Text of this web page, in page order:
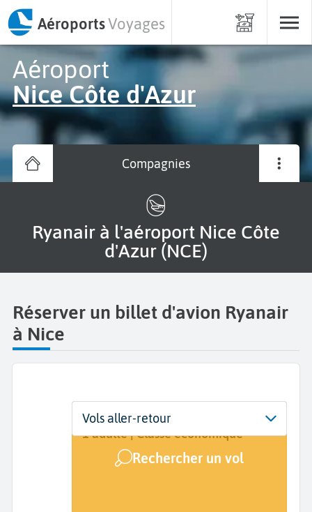
AéroportsVoyages
Aéroport
Nice Côte d'Azur
Compagnies
Ryanair à l'aéroport Nice Côte
d'Azur (NCE)
Réserver un billet d'avion Ryanair
à Nice
Départ
Nice Côte d'Azur (NCE)
Dates
Dates de votre voyage
Voyageurs | Classe
1 adulte | Classe économique
Rechercher un vol
Vols aller-retour